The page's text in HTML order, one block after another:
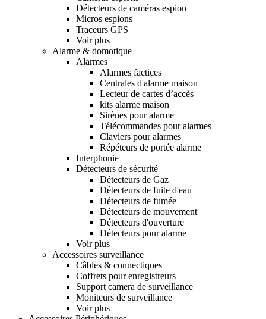
Détecteurs de caméras espion
Micros espions
Traceurs GPS
Voir plus
Alarme & domotique
Alarmes
Alarmes factices
Centrales d'alarme maison
Lecteur de cartes d’accès
kits alarme maison
Sirènes pour alarme
Télécommandes pour alarmes
Claviers pour alarmes
Répéteurs de portée alarme
Interphonie
Détecteurs de sécurité
Détecteurs de Gaz
Détecteurs de fuite d'eau
Détecteurs de fumée
Détecteurs de mouvement
Détecteurs d'ouverture
Détecteurs pour alarme
Voir plus
Accessoires surveillance
Câbles & connectiques
Coffrets pour enregistreurs
Support camera de surveillance
Moniteurs de surveillance
Voir plus